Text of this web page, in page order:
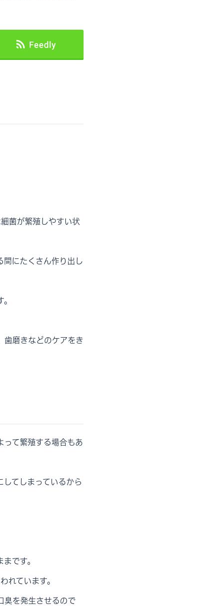
菌が繁殖しやすい状
間にたくさん作り出し
歯磨きなどのケアをき
って繁殖する場合もあ
てしまっているから
です。
れています。
臭を発生させるので